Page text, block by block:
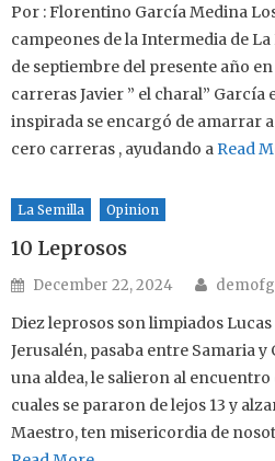
Por : Florentino García Medina
campeones de la Intermedia de
de septiembre del presente año
carreras Javier ” el charal” García
inspirada se encargó de amarrar
cero carreras , ayudando a Read
La Semilla Opinion
10 Leprosos
Posted on
December 22, 2024 Author
Diez leprosos son limpiados Lucas
Jerusalén, pasaba entre Samaria y
una aldea, le salieron al
cuales se pararon de lejos 13 y
Maestro, ten misericordia de